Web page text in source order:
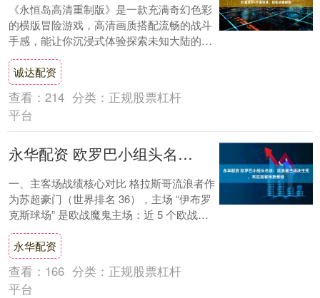
《永恒岛高清重制版》是一款充满奇幻色彩
的横版冒险游戏，高清画质搭配流畅的战斗
手感，能让你沉浸式体验探索未知大陆的快
乐。这里有风格各异的职业可供选择，还有
超多精彩....
诚达配资
查看： 214 分类： 正规股票杠杆
平台
永华配资 欧罗巴小组头名战：流浪者主场决生死，布拉加客场抢晋级
一、主客场战绩核心对比 格拉斯哥流浪者作
为苏超豪门（世界排名 36），主场 “伊布罗
克斯球场” 是欧战魔鬼主场：近 5 个欧战主
场 3 胜 1 平 1 负，胜率....
永华配资
查看： 166 分类： 正规股票杠杆
平台